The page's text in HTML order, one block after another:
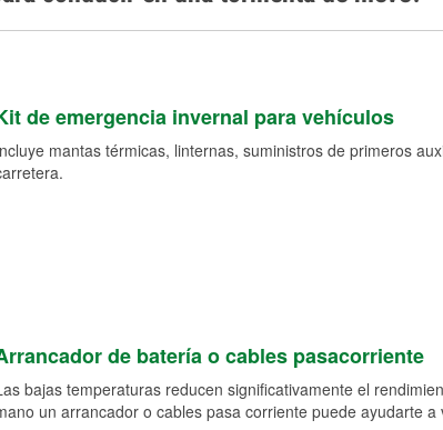
de emergencia invernal para vehículos
mantas térmicas, linternas, suministros de primeros
de batería o cables pasacorriente
bajas temperaturas reducen significativamente el
un arrancador o cables pasa corriente puede ayudarte